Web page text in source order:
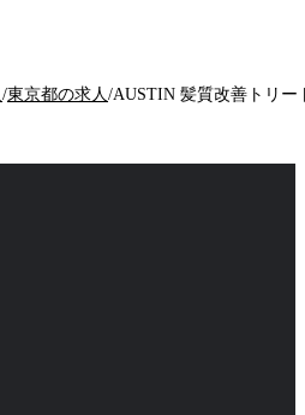
/東京都の求人 /